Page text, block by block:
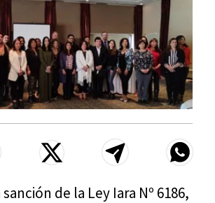
de la Ley Iara Nº 6186,